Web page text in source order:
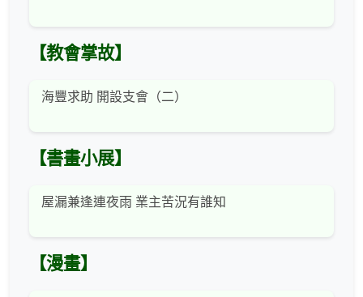
【教會掌故】
海豐求助 開設支會（二）
【書畫小展】
屋漏兼逢連夜雨 業主苦況有誰知
【漫畫】